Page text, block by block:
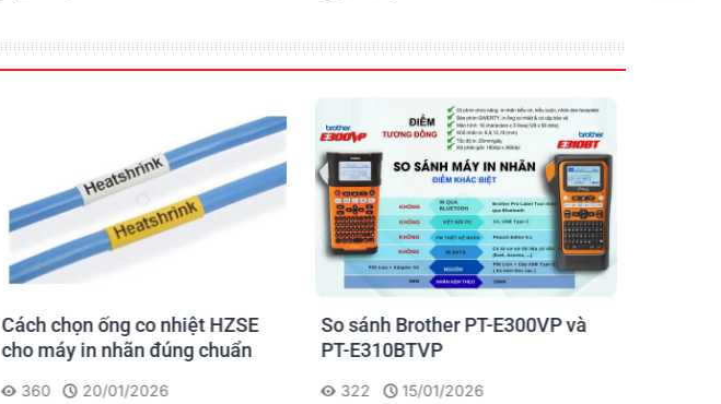
Cách chọn ống co nhiệt HZSE
cho máy in nhãn đúng chuẩn
360
20/01/2026
So sánh Brother PT-E300VP và
PT-E310BTVP
322
15/01/2026